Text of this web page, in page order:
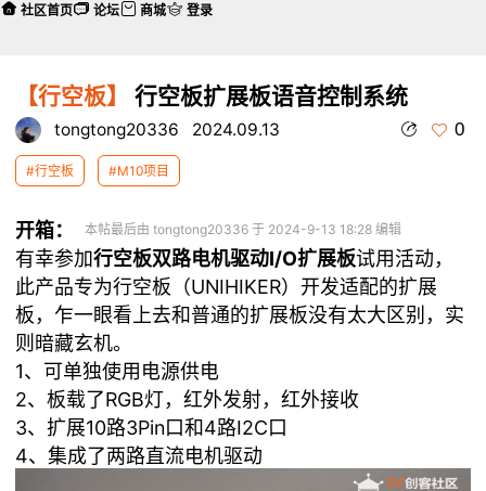
【行空板】 行空板扩展板语音控制系统
tongtong20336 2024.09.13 0
#行空板 #M10项目
本帖最后由 tongtong20336 于 2024-9-13 18:28 编辑
开箱：
有幸参加行空板双路电机驱动I/O扩展板试用活动，
此产品专为行空板（UNIHIKER）开发适配的扩展
板，乍一眼看上去和普通的扩展板没有太大区别，实
则暗藏玄机。
1、可单独使用电源供电
2、板载了RGB灯，红外发射，红外接收
3、扩展10路3Pin口和4路I2C口
4、集成了两路直流电机驱动
社区首页 论坛 商城 登录